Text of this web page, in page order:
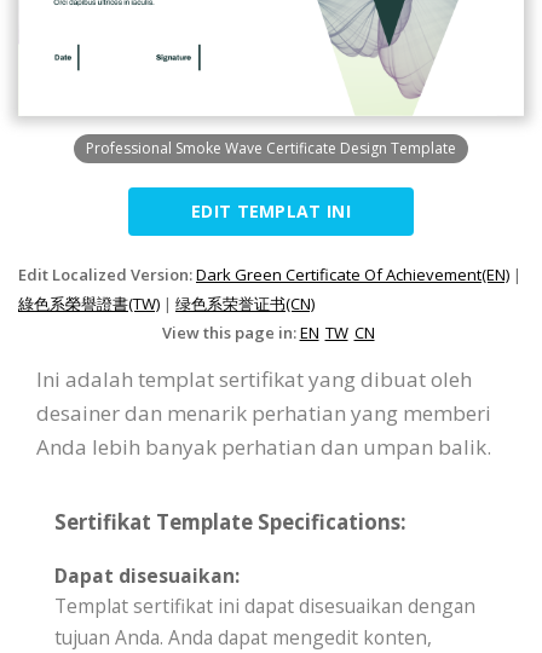
Professional Smoke Wave Certificate Design Template
EDIT TEMPLAT INI
Edit Localized Version:Dark Green Certificate Of Achievement(EN) |
綠色系榮譽證書(TW) | 绿色系荣誉证书(CN)
View this page in:EN TW CN
Ini adalah templat sertifikat yang dibuat oleh
desainer dan menarik perhatian yang memberi
Anda lebih banyak perhatian dan umpan balik.
Sertifikat Template Specifications:
Dapat disesuaikan:
Templat sertifikat ini dapat disesuaikan dengan
tujuan Anda. Anda dapat mengedit konten,